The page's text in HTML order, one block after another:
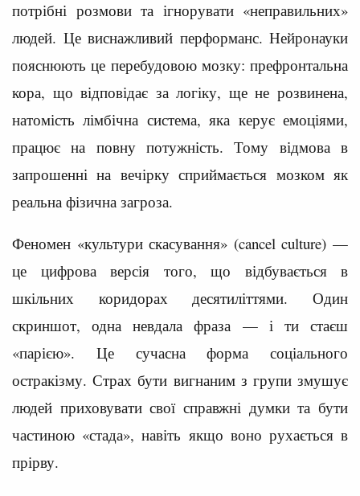
потрібні розмови та ігнорувати «неправильних»
людей. Це виснажливий перформанс. Нейронауки
пояснюють це перебудовою мозку: префронтальна
кора, що відповідає за логіку, ще не розвинена,
натомість лімбічна система, яка керує емоціями,
працює на повну потужність. Тому відмова в
запрошенні на вечірку сприймається мозком як
реальна фізична загроза.
Феномен «культури скасування» (cancel culture) —
це цифрова версія того, що відбувається в
шкільних коридорах десятиліттями. Один
скриншот, одна невдала фраза — і ти стаєш
«парією». Це сучасна форма соціального
остракізму. Страх бути вигнаним з групи змушує
людей приховувати свої справжні думки та бути
частиною «стада», навіть якщо воно рухається в
прірву.